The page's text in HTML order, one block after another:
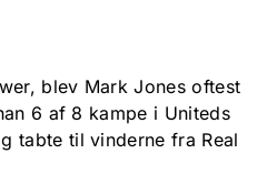
blev Mark Jones oftest
6 af 8 kampe i Uniteds
tabte til vinderne fra Real